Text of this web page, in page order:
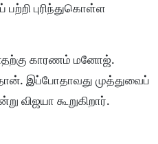
புரிந்துகொள்ள
காரணம் மனோஜ்.
இப்போதாவது முத்துவைப்
விஜயா கூறுகிறார்.